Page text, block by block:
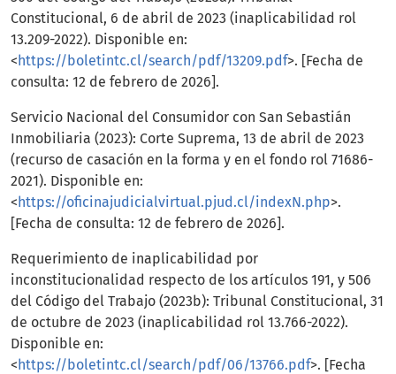
Constitucional, 6 de abril de 2023 (inaplicabilidad rol
13.209-2022). Disponible en:
< https://boletintc.cl/search/pdf/13209.pdf>. [Fecha de
consulta: 12 de febrero de 2026].
Servicio Nacional del Consumidor con San Sebastián
Inmobiliaria (2023): Corte Suprema, 13 de abril de 2023
(recurso de casación en la forma y en el fondo rol 71686-
2021). Disponible en:
< https://oficinajudicialvirtual.pjud.cl/indexN.php>.
[Fecha de consulta: 12 de febrero de 2026].
Requerimiento de inaplicabilidad por
inconstitucionalidad respecto de los artículos 191, y 506
del Código del Trabajo (2023b): Tribunal Constitucional, 31
de octubre de 2023 (inaplicabilidad rol 13.766-2022).
Disponible en:
< https://boletintc.cl/search/pdf/06/13766.pdf>. [Fecha